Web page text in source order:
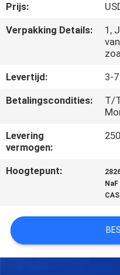
NEEM
ONS
OP
NIEUWS
GEVALLEN
VRAAG
EEN
OFFERTE
Prijs:
Verpakking Details:
1,
Levertijd:
3-
Betalingscondities:
T/
Levering
vermogen:
Hoogtepunt: